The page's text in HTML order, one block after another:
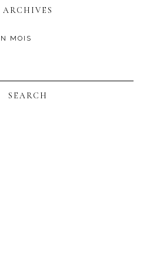
ARCHIVES
SEARCH